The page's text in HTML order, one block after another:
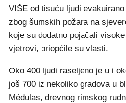
VIŠE od tisuću ljudi
zbog šumskih požara na
koje su dodatno pojačali
vjetrovi, priopćile su vlasti.
Oko 400 ljudi raseljeno je u i
još 700 iz nekoliko gradova u
Médulas, drevnog rimskog